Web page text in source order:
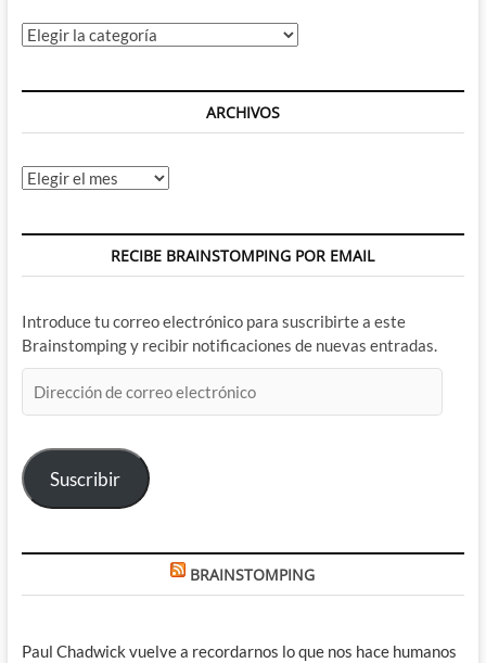
Categorías
ARCHIVOS
Archivos
RECIBE BRAINSTOMPING POR EMAIL
Introduce tu correo electrónico para suscribirte a este
Brainstomping y recibir notificaciones de nuevas entradas.
de
electrónico
Suscribir
BRAINSTOMPING
Paul Chadwick vuelve a recordarnos lo que nos hace humanos